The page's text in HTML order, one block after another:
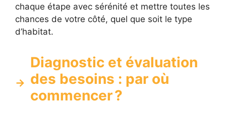
chaque étape avec sérénité et mettre toutes les
chances de votre côté, quel que soit le type
d’habitat.
Diagnostic et évaluation
des besoins : par où
commencer ?